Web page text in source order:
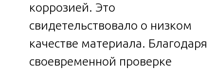
коррозией. Это
свидетельствовало о низком
качестве материала. Благодаря
своевременной проверке